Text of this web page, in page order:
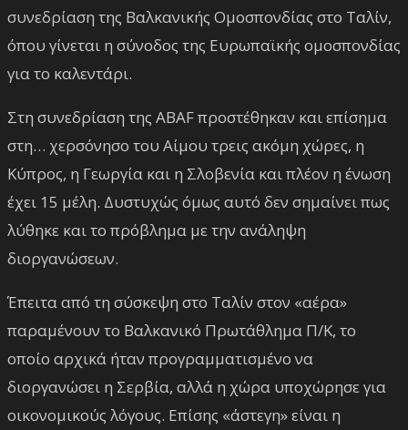
συνεδρίαση της Βαλκανικής Ομοσπονδίας στο Ταλίν,
όπου γίνεται η σύνοδος της Ευρωπαϊκής ομοσπονδίας
για το καλεντάρι.
Στη συνεδρίαση της ABAF προστέθηκαν και επίσημα
στη… χερσόνησο του Αίμου τρεις ακόμη χώρες, η
Κύπρος, η Γεωργία και η Σλοβενία και πλέον η ένωση
έχει 15 μέλη. Δυστυχώς όμως αυτό δεν σημαίνει πως
λύθηκε και το πρόβλημα με την ανάληψη
διοργανώσεων.
Έπειτα από τη σύσκεψη στο Ταλίν στον «αέρα»
παραμένουν το Βαλκανικό Πρωτάθλημα Π/Κ, το
οποίο αρχικά ήταν προγραμματισμένο να
διοργανώσει η Σερβία, αλλά η χώρα υποχώρησε για
οικονομικούς λόγους. Επίσης «άστεγη» είναι η